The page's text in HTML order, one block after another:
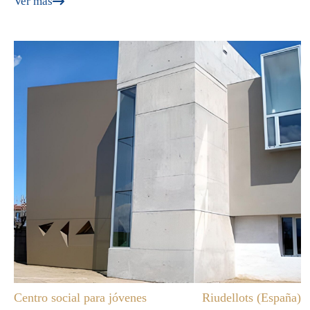
Centro social para jóvenes Riudellots (España)